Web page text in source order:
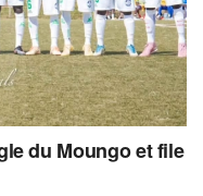
du Moungo et file